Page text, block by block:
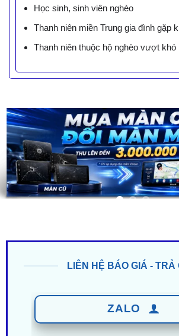
Học sinh, sinh viên nghèo
Thanh niên miền Trung gia đình gặp
Thanh niên thuộc hộ nghèo vượt khó
0949 60 3979